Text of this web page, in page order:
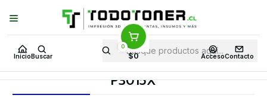
Inicio Buscar
0
$0 AccesoContacto
Puedes Elegir: Comprar enTienda· Despachoa Todo Chile · Retiro en
Tienda en24 Horas
Inicio Toner y tambor Toner Alternativo HP Equipos HP
P3015X
P3015X